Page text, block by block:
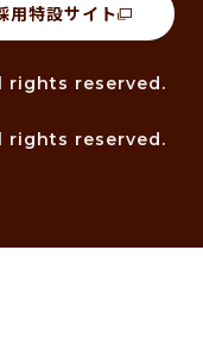
用特設サイト
rights reserved.
rights reserved.